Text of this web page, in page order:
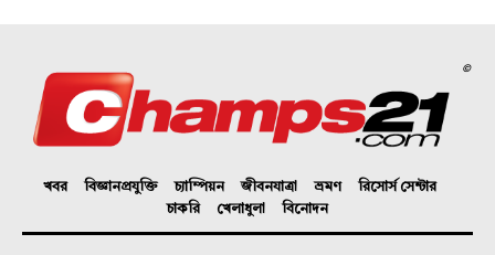
©
খবর বিজ্ঞানপ্রযুক্তি চ্যাম্পিয়ন জীবনযাত্রা ভ্রমণ
রিসোর্স সেন্টার
চাকরি
খেলাধুলা বিনোদন